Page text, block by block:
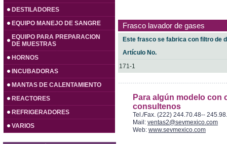
DESTILADORES
EQUIPO MANEJO DE SANGRE
EQUIPO PARA PREPARACION
DE MUESTRAS
HORNOS
INCUBADORAS
MANTAS DE CALENTAMIENTO
REACTORES
REFRIGERADORES
VARIOS
Frasco lavador de gases
Este frasco se fabrica con filtro de
Artículo No.
171-1
Para algún modelo con
consultenos
Tel./Fax. (222) 244.70.48--
Mail: ventas2@sevmexico.com
Web: www.sevmexico.com